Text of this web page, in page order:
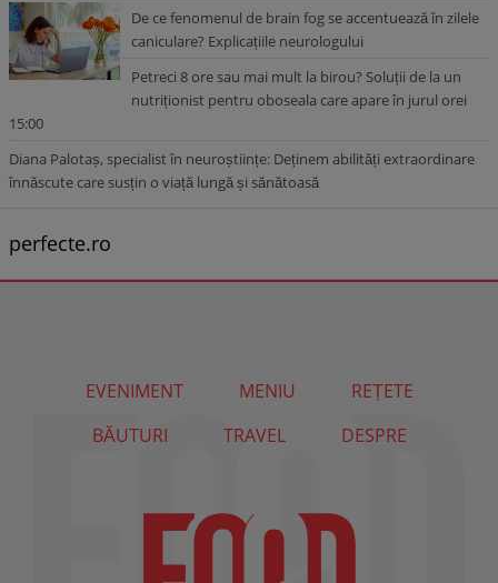
De ce fenomenul de brain fog se accentuează în zilele
caniculare? Explicațiile neurologului
Petreci 8 ore sau mai mult la birou? Soluții de la un
nutriționist pentru oboseala care apare în jurul orei
15:00
Diana Palotaș, specialist în neuroștiințe: Deținem abilități extraordinare
înnăscute care susțin o viață lungă și sănătoasă
perfecte.ro
EVENIMENT MENIU
REȚETE
BĂUTURI
TRAVEL DESPRE